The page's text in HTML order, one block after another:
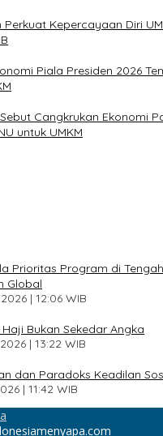
Perkuat Kepercayaan Diri
Piala Presiden 2026
Cangkrukan Ekonomi
untuk UMKM
Prioritas Program di Tengah
Global
| 12:06 WIB
Bukan Sekedar Angka
| 13:22 WIB
dan Paradoks Keadilan
| 11:42 WIB